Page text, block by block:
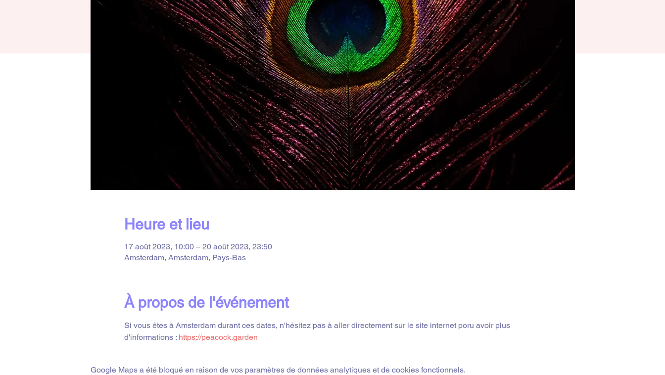
Heure et lieu
17 août 2023, 10:00 – 20 août 2023, 23:50
Amsterdam, Amsterdam, Pays-Bas
À propos de l'événement
Si vous êtes à Amsterdam durant ces dates, n'hésitez pas à aller directement sur le site internet poru avoir plus
d'informations : https://peacock.garden
Google Maps a été bloqué en raison de vos paramètres de données analytiques et de cookies fonctionnels.